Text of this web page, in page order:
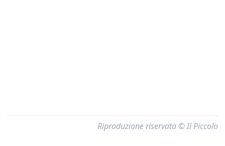
Riproduzione riservata © Il Piccolo